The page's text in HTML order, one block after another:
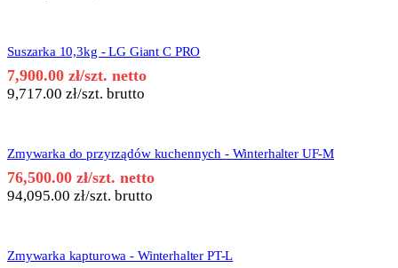
Suszarka 10,3kg - LG Giant C PRO
7,900.00 zł/szt. netto
9,717.00 zł/szt. brutto
Zmywarka do przyrządów kuchennych - Winterhalter UF-M
76,500.00 zł/szt. netto
94,095.00 zł/szt. brutto
Zmywarka kapturowa - Winterhalter PT-L